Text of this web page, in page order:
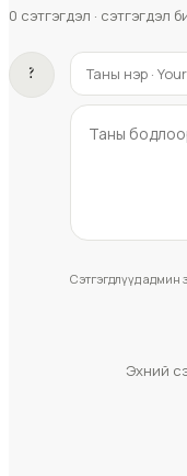
0 сэтгэгдэл · сэтгэгдэл
?
Сэтгэгдлүүд админ
Эхний